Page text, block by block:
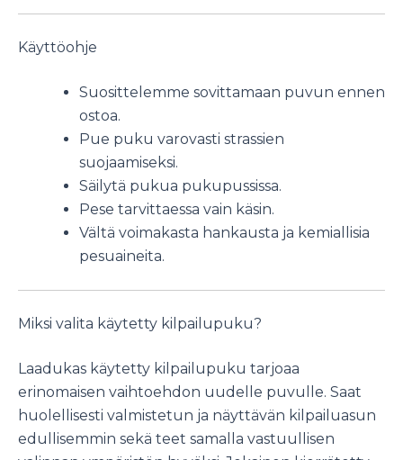
Käyttöohje
Suosittelemme sovittamaan puvun ennen
ostoa.
Pue puku varovasti strassien
suojaamiseksi.
Säilytä pukua pukupussissa.
Pese tarvittaessa vain käsin.
Vältä voimakasta hankausta ja kemiallisia
pesuaineita.
Miksi valita käytetty kilpailupuku?
Laadukas käytetty kilpailupuku tarjoaa
erinomaisen vaihtoehdon uudelle puvulle. Saat
huolellisesti valmistetun ja näyttävän kilpailuasun
edullisemmin sekä teet samalla vastuullisen